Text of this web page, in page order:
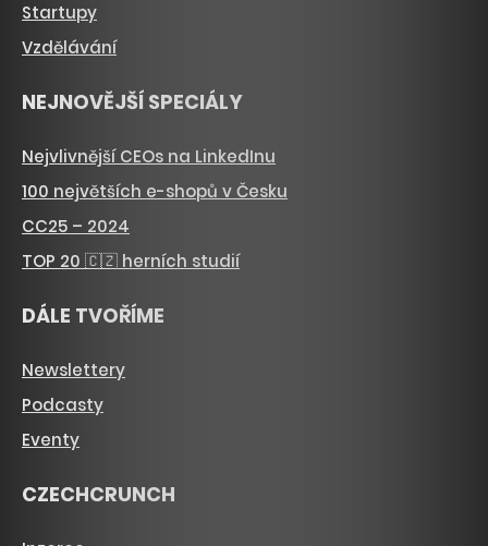
Startupy
Vzdělávání
NEJNOVĚJŠÍ SPECIÁLY
Nejvlivnější CEOs na LinkedInu
100 největších e-shopů v Česku
CC25 – 2024
TOP 20 🇨🇿 herních studií
DÁLE TVOŘÍME
Newslettery
Podcasty
Eventy
CZECHCRUNCH